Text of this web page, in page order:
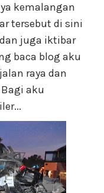
kemalangan
tersebut di sini
juga iktibar
baca blog aku
raya dan
aku